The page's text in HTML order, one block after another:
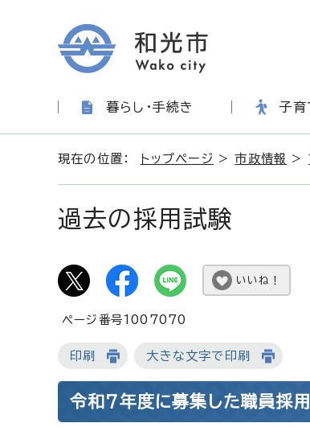
暮らし・手続き 子育
現在の位置： トップページ >市政情報 >
過去の採用試験
いいね！
ページ番号1007070
印刷 大きな文字で印刷
令和7年度に募集した職員採用